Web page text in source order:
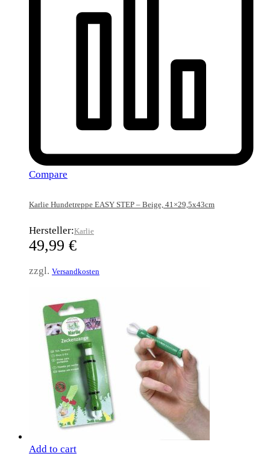
Compare
Karlie Hundetreppe EASY STEP – Beige, 41×29,5x43cm
Hersteller:Karlie
49,99 €
zzgl. Versandkosten
Add to cart